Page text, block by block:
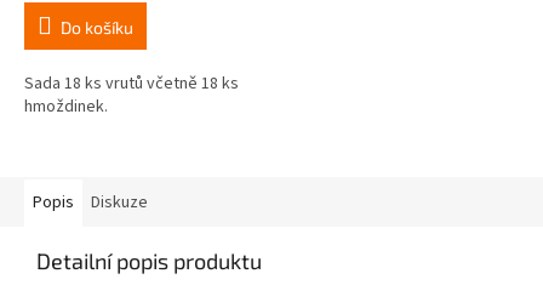
Do košíku
Sada 18 ks vrutů včetně 18 ks
hmoždinek.
Popis Diskuze
Detailní popis produktu